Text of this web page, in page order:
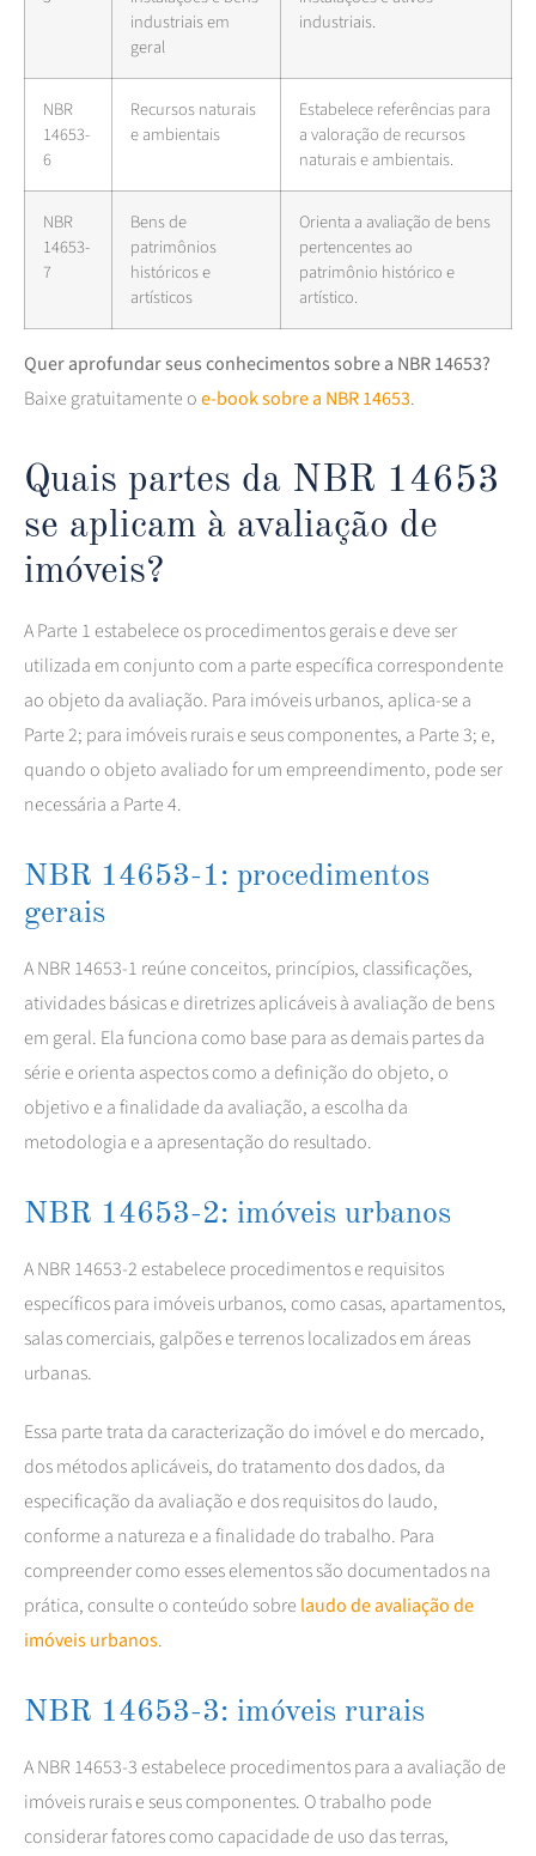
industriais em
geral
industriais.
NBR
14653-
6
Recursos naturais
e ambientais
Estabelece referências para
a valoração de recursos
naturais e ambientais.
NBR
14653-
7
Bens de
patrimônios
históricos e
artísticos
Orienta a avaliação de bens
pertencentes ao
patrimônio histórico e
artístico.
Quer aprofundar seus conhecimentos sobre a NBR 14653?
Baixe gratuitamente oe-book sobre a NBR 14653.
Quais partes da NBR 14653
se aplicam à avaliação de
imóveis?
A Parte 1 estabelece os procedimentos gerais e deve ser
utilizada em conjunto com a parte específica correspondente
ao objeto da avaliação. Para imóveis urbanos, aplica-se a
Parte 2; para imóveis rurais e seus componentes, a Parte 3; e,
quando o objeto avaliado for um empreendimento, pode ser
necessária a Parte 4.
NBR 14653-1: procedimentos
gerais
A NBR 14653-1 reúne conceitos, princípios, classificações,
atividades básicas e diretrizes aplicáveis à avaliação de bens
em geral. Ela funciona como base para as demais partes da
série e orienta aspectos como a definição do objeto, o
objetivo e a finalidade da avaliação, a escolha da
metodologia e a apresentação do resultado.
NBR 14653-2: imóveis urbanos
A NBR 14653-2 estabelece procedimentos e requisitos
específicos para imóveis urbanos, como casas, apartamentos,
salas comerciais, galpões e terrenos localizados em áreas
urbanas.
Essa parte trata da caracterização do imóvel e do mercado,
dos métodos aplicáveis, do tratamento dos dados, da
especificação da avaliação e dos requisitos do laudo,
conforme a natureza e a finalidade do trabalho. Para
compreender como esses elementos são documentados na
prática, consulte o conteúdo sobre laudo de avaliação de
imóveis urbanos.
NBR 14653-3: imóveis rurais
A NBR 14653-3 estabelece procedimentos para a avaliação de
imóveis rurais e seus componentes. O trabalho pode
considerar fatores como capacidade de uso das terras,